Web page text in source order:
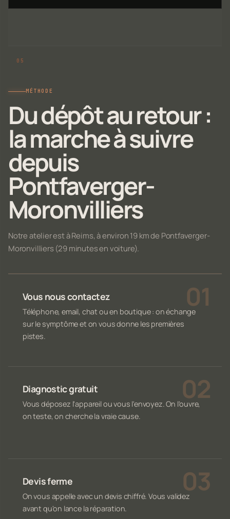
MÉTHODE
Du dépôt au retour :
la marche à suivre
depuis
Pontfaverger-
Moronvilliers
Notre atelier est à Reims, à environ 19 km de Pontfaverger-
Moronvilliers (29 minutes en voiture).
Vous nous contactez
Téléphone, email, chat ou en boutique : on échange
sur le symptôme et on vous donne les premières
pistes.
Diagnostic gratuit
Vous déposez l'appareil ou vous l'envoyez. On l'ouvre,
on teste, on cherche la vraie cause.
Devis ferme
On vous appelle avec un devis chiffré. Vous validez
avant qu'on lance la réparation.